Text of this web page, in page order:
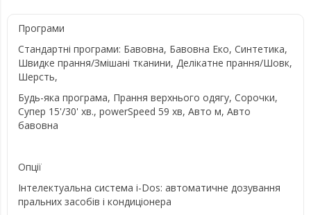
Програми
Стандартні програми: Бавовна, Бавовна Еко, Синтетика,
Швидке прання/Змішані тканини, Делікатне прання/Шовк,
Шерсть,
Будь-яка програма, Прання верхнього одягу, Сорочки,
Супер 15'/30' хв., powerSpeed 59 хв, Авто м, Авто
бавовна
Опції
Інтелектуальна система i-Dos: автоматичне дозування
пральних засобів і кондиціонера